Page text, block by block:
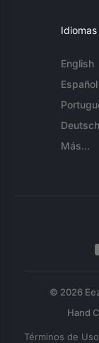
Idiomas
English
Español
Deutsch
Más...
© 2026
Términos de Uso